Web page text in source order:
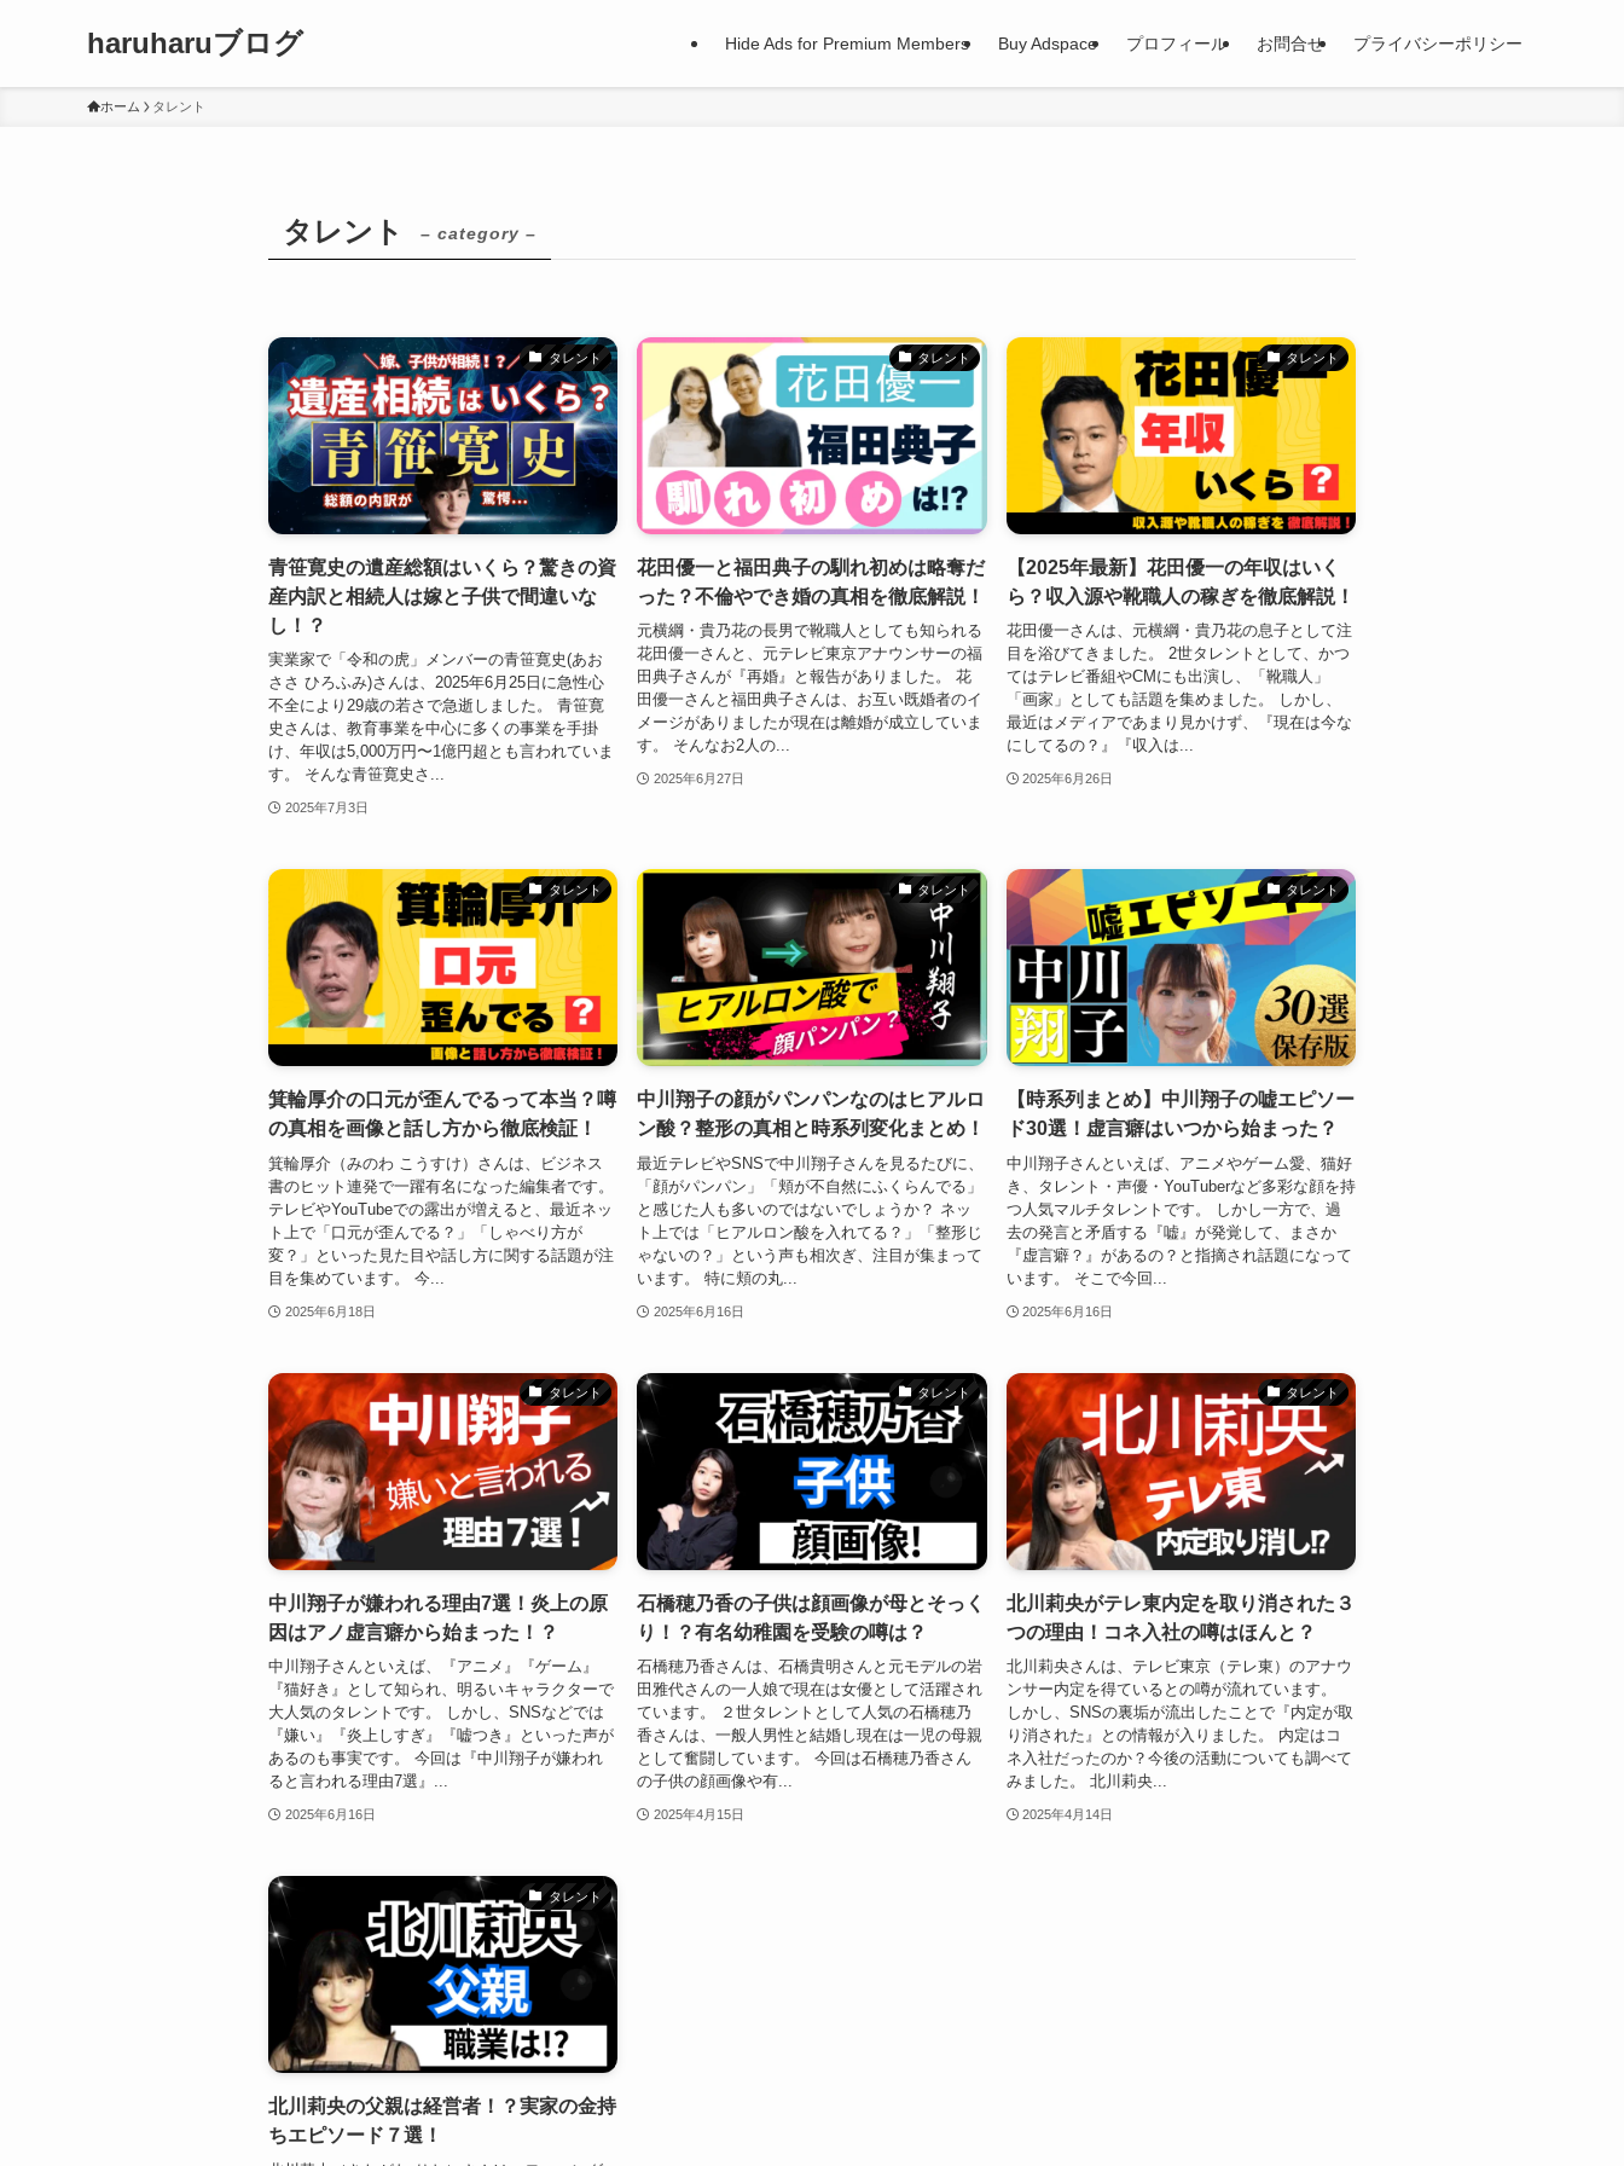
haruharuブログ Hide Ads for Premium Members Buy Adspace プロフィール お問合せ プライバシーポリシー
ホーム タレント
タレント – category –
タレント
青笹寛史の遺産総額はいくら？驚きの資
産内訳と相続人は嫁と子供で間違いな
し！？
実業家で「令和の虎」メンバーの青笹寛史(あお
ささ ひろふみ)さんは、2025年6月25日に急性心
不全により29歳の若さで急逝しました。 青笹寛
史さんは、教育事業を中心に多くの事業を手掛
け、年収は5,000万円〜1億円超とも言われていま
す。 そんな青笹寛史さ...
2025年7月3日
タレント
花田優一と福田典子の馴れ初めは略奪だ
った？不倫やでき婚の真相を徹底解説！
元横綱・貴乃花の長男で靴職人としても知られる
花田優一さんと、元テレビ東京アナウンサーの福
田典子さんが『再婚』と報告がありました。 花
田優一さんと福田典子さんは、お互い既婚者のイ
メージがありましたが現在は離婚が成立していま
す。 そんなお2人の...
2025年6月27日
タレント
【2025年最新】花田優一の年収はいく
ら？収入源や靴職人の稼ぎを徹底解説！
花田優一さんは、元横綱・貴乃花の息子として注
目を浴びてきました。 2世タレントとして、かつ
てはテレビ番組やCMにも出演し、「靴職人」
「画家」としても話題を集めました。 しかし、
最近はメディアであまり見かけず、『現在は今な
にしてるの？』『収入は...
2025年6月26日
タレント
箕輪厚介の口元が歪んでるって本当？噂
の真相を画像と話し方から徹底検証！
箕輪厚介（みのわ こうすけ）さんは、ビジネス
書のヒット連発で一躍有名になった編集者です。
テレビやYouTubeでの露出が増えると、最近ネッ
ト上で「口元が歪んでる？」「しゃべり方が
変？」といった見た目や話し方に関する話題が注
目を集めています。 今...
2025年6月18日
タレント
中川翔子の顔がパンパンなのはヒアルロ
ン酸？整形の真相と時系列変化まとめ！
最近テレビやSNSで中川翔子さんを見るたびに、
「顔がパンパン」「頬が不自然にふくらんでる」
と感じた人も多いのではないでしょうか？ ネッ
ト上では「ヒアルロン酸を入れてる？」「整形じ
ゃないの？」という声も相次ぎ、注目が集まって
います。 特に頬の丸...
2025年6月16日
タレント
【時系列まとめ】中川翔子の嘘エピソー
ド30選！虚言癖はいつから始まった？
中川翔子さんといえば、アニメやゲーム愛、猫好
き、タレント・声優・YouTuberなど多彩な顔を持
つ人気マルチタレントです。 しかし一方で、過
去の発言と矛盾する『嘘』が発覚して、まさか
『虚言癖？』があるの？と指摘され話題になって
います。 そこで今回...
2025年6月16日
タレント
中川翔子が嫌われる理由7選！炎上の原
因はアノ虚言癖から始まった！？
中川翔子さんといえば、『アニメ』『ゲーム』
『猫好き』として知られ、明るいキャラクターで
大人気のタレントです。 しかし、SNSなどでは
『嫌い』『炎上しすぎ』『嘘つき』といった声が
あるのも事実です。 今回は『中川翔子が嫌われ
ると言われる理由7選』...
2025年6月16日
タレント
石橋穂乃香の子供は顔画像が母とそっく
り！？有名幼稚園を受験の噂は？
石橋穂乃香さんは、石橋貴明さんと元モデルの岩
田雅代さんの一人娘で現在は女優として活躍され
ています。 ２世タレントとして人気の石橋穂乃
香さんは、一般人男性と結婚し現在は一児の母親
として奮闘しています。 今回は石橋穂乃香さん
の子供の顔画像や有...
2025年4月15日
タレント
北川莉央がテレ東内定を取り消された３
つの理由！コネ入社の噂はほんと？
北川莉央さんは、テレビ東京（テレ東）のアナウ
ンサー内定を得ているとの噂が流れています。
しかし、SNSの裏垢が流出したことで『内定が取
り消された』との情報が入りました。 内定はコ
ネ入社だったのか？今後の活動についても調べて
みました。 北川莉央...
2025年4月14日
タレント
北川莉央の父親は経営者！？実家の金持
ちエピソード７選！